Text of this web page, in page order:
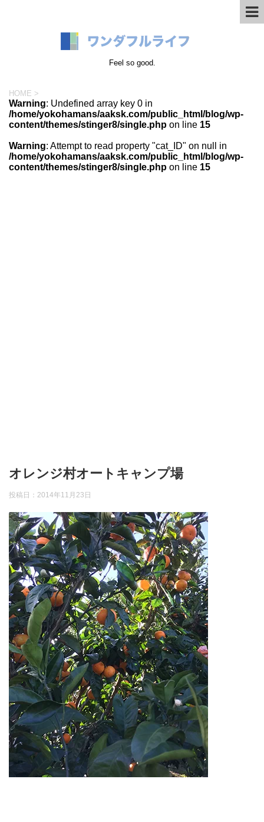
Feel so good.
HOME >
Warning: Undefined array key 0 in
/home/yokohamans/aaksk.com/public_html/blog/wp-
content/themes/stinger8/single.php on line 15
Warning: Attempt to read property "cat_ID" on null in
/home/yokohamans/aaksk.com/public_html/blog/wp-
content/themes/stinger8/single.php on line 15
オレンジ村オートキャンプ場
投稿日： 2014年11月23日